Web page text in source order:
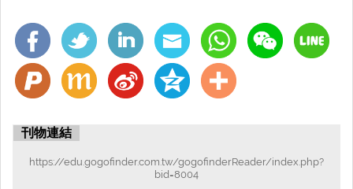
刊物連結
https://edu.gogofinder.com.tw/gogofinderReader/index.php?
bid=8004